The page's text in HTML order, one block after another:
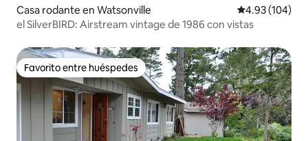
Casa rodante en Watsonville Calificación
4.93 (104)
el SilverBIRD: Airstream vintage de 1986 con vistas
Favorito entre huéspedes
Favorito entre huéspedes